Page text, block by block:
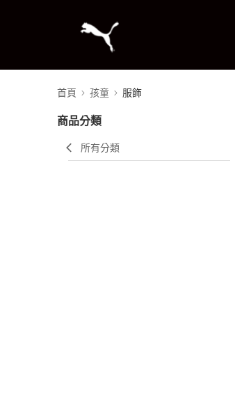
首頁 孩童 服飾
商品分類
所有分類